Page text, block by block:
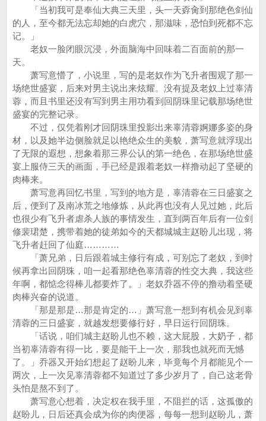
「当初我可是奉仙大典三天里，头一天孬肏到那绝色剑仙
的人，至今都无法忘却她的白虎穴，那滋味，恐怕到死都不忘
记。」
老奴一脸闭眼沉浸，外面脑海中回味着二百面前的那一
天。
萧写意懵了，小说里，写的是老奴作为飞升者围观了那一
场绝世盛宴，后来对男主说出来炫耀。没有提及老奴上过辜清
蓉，而且书里还没有写到男主用功看到回阴珠里记载那场绝世
盛宴的完整记录。
不过，仅凭着刚才回阴珠里投影出来辜清蓉婀娜多姿的身
材，以及她半边侧脸就足以艳绝众生的美貌，萧写意就浮现出
了无限的遐想，想象着那三界公认的第一绝色，在那场绝世盛
宴上服侍三天的画面，手已经是跟着老奴一样撸动起了坚硬的
肉棒来。
萧写意再回忆书里，写到的地方是，辜清蓉在三日盛宴之
后，便到了及南冰荒之地修炼，从此再也没有人见过她，此后
也很少有飞升者虐杀人族的事情发生，直到两百年后有一位剑
修裴珺楚，携带着她的徒弟如今的天都城城主赵盼儿出现，将
飞升者赶回了仙庭…………
「萧兄弟，日后跟着城主修行有成，可别忘了老奴，到时
候再拿出回阴珠，咱一起看那绝色辜清蓉的性交大典，我这些
年啊，都惦念得棒儿都要炸了。」老奴乔器不停的撸动着坚硬
肉棒兴奋的说道。
「那是那是…那是肯定的…」萧写意一想到有机会见到辜
清蓉的三日盛宴，就越发想要修行好，早日运行回阴珠。
「话说，咱们城主赵盼儿也不赖，这大屁股，大奶子，都
当初辜清蓉有得一比，要是能干上一次，那我也就死而无憾
了。」乔器又开始幻想起了赵盼儿来，毕竟每个月都能见个一
两次，上一次见辜清蓉都不知道过了多少岁月了，自己这老骨
头怕是熬不到了。
萧写意心想着，决定权在我手里，不阻拦的话，这孤傲的
赵盼儿，日后还真会成为你的肉便器，每每一想到赵盼儿，萧